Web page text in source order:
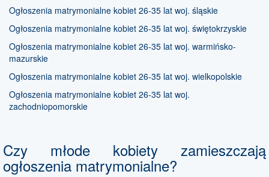
Ogłoszenia matrymonialne kobiet 26-35 lat woj. śląskie
Ogłoszenia matrymonialne kobiet 26-35 lat woj. świętokrzyskie
Ogłoszenia matrymonialne kobiet 26-35 lat woj. warmińsko-
mazurskie
Ogłoszenia matrymonialne kobiet 26-35 lat woj. wielkopolskie
Ogłoszenia matrymonialne kobiet 26-35 lat woj.
zachodniopomorskie
Czy młode kobiety zamieszczają
ogłoszenia matrymonialne?